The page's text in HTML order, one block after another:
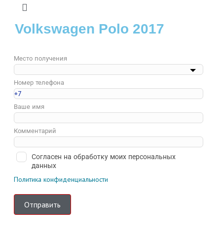
Volkswagen Polo 2017
Место получения
Номер телефона
Ваше имя
Комментарий
Согласен на обработку моих персональных
данных
Политика конфиденциальности
Отправить